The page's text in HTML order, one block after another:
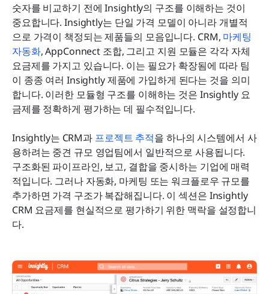
숫자를 비교하기 전에 Insightly의 구조를 이해하는 것이
중요합니다. Insightly는 단일 가격 모델이 아니라 개별적
으로 가격이 책정되는 제품들의 모음입니다. CRM, 마케팅
자동화, AppConnect 조합, 그리고 지원 모듈은 각각 자체
요금제를 가지고 있습니다. 이는 필요가 확장됨에 따라 팀
이 종종 여러 Insightly 제품에 가입하게 된다는 것을 의미
합니다. 이러한 모듈형 구조를 이해하는 것은 Insightly 요
금제를 정확하게 평가하는 데 필수적입니다.
Insightly는 CRM과 프로젝트 추적을 하나의 시스템에서 사
용하려는 중견 규모 영업팀에서 일반적으로 사용됩니다.
구조화된 파이프라인, 보고, 결합을 중시하는 기업에 매력
적입니다. 그러나 자동화, 마케팅 또는 워크플로우 규모를
추가하면 가격 구조가 복잡해집니다. 이 섹션은 Insightly
CRM 요금제를 현실적으로 평가하기 위한 맥락을 설정합니
다.